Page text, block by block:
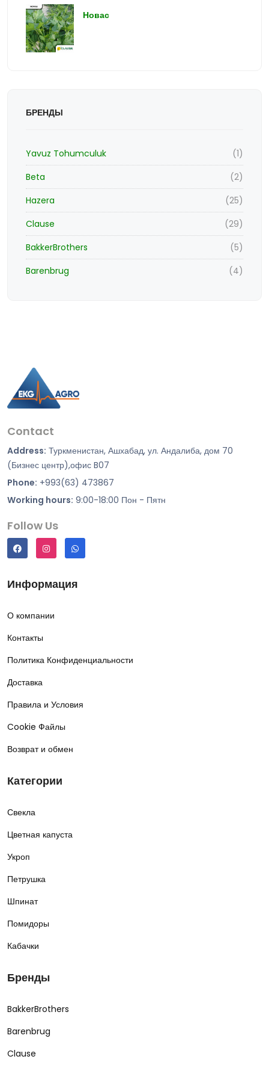
Новас
БРЕНДЫ
Yavuz Tohumculuk
(1)
Beta
(2)
Hazera
(25)
Clause
(29)
BakkerBrothers
(5)
Barenbrug
(4)
Contact
Address: Туркменистан, Ашхабад, ул. Андалиба, дом 70
(Бизнес центр),офис B07
Phone: +993(63) 473867
Working hours: 9:00-18:00 Пон - Пятн
Follow Us
Информация
О компании
Контакты
Политика Конфиденциальности
Доставка
Правила и Условия
Cookie Файлы
Возврат и обмен
Категории
Свекла
Цветная капуста
Укроп
Петрушка
Шпинат
Помидоры
Кабачки
Бренды
BakkerBrothers
Barenbrug
Clause